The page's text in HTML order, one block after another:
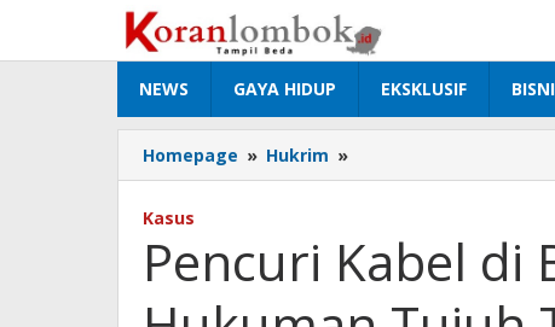
konten
NEWS GAYA HIDUP EKSKLUSIF
Homepage » Hukrim »
Kabel
Terancam
Hukuman
Tujuh
Kasus
Pencuri Kabel di